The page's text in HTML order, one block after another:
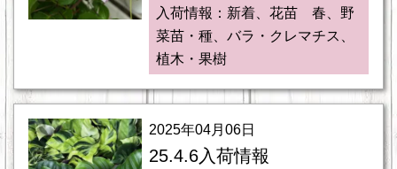
入荷情報：新着、花苗 春、野
菜苗・種、バラ・クレマチス、
植木・果樹
2025年04月06日
25.4.6入荷情報